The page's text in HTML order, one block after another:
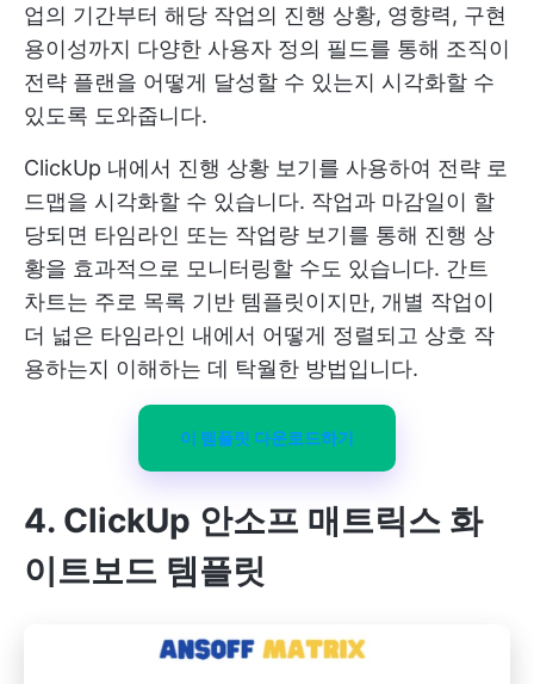
업의 기간부터 해당 작업의 진행 상황, 영향력, 구현
용이성까지 다양한 사용자 정의 필드를 통해 조직이
전략 플랜을 어떻게 달성할 수 있는지 시각화할 수
있도록 도와줍니다.
ClickUp 내에서 진행 상황 보기를 사용하여 전략 로
드맵을 시각화할 수 있습니다. 작업과 마감일이 할
당되면 타임라인 또는 작업량 보기를 통해 진행 상
황을 효과적으로 모니터링할 수도 있습니다. 간트
차트는 주로 목록 기반 템플릿이지만, 개별 작업이
더 넓은 타임라인 내에서 어떻게 정렬되고 상호 작
용하는지 이해하는 데 탁월한 방법입니다.
이 템플릿 다운로드하기
4. ClickUp 안소프 매트릭스 화
이트보드 템플릿